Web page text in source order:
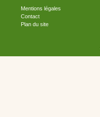
Mentions légales
Contact
Plan du site